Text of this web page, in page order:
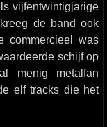
vijfentwintigjarige
de band ook
commercieel was
schijf op
menig metalfan
elf tracks die het